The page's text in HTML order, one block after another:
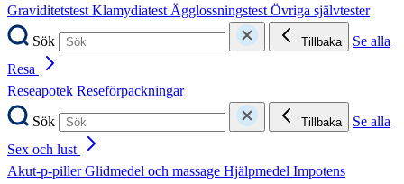
GraviditetstestKlamydiatestÄgglossningstestÖvriga självtester
Sök
Tillbaka
Se alla
Resa
Reseapotek Reseförpackningar
Sök
Tillbaka
Se alla
Sex och lust
Akut-p-pillerGlidmedel och massage Hjälpmedel Impotens